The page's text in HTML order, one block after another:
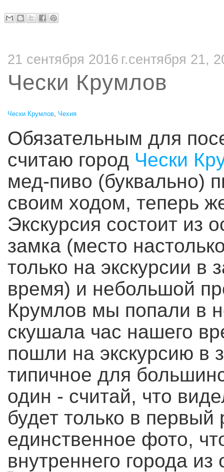
21 сентября 2016 г.сентября 21,
Чески Крумлов
Чески Крумлов, Чехия
Обязательным для
считаю город Чески
мед-пиво (буквально)
своим ходом, теперь
Экскурсия состоит из
замка (место
только на экскурсии в
время) и небольшой
Крумлов мы попали в
скушала час нашего
пошли на экскурсию в
типичное для
один - считай, что
будет только в
единственное фото,
внутреннего города из